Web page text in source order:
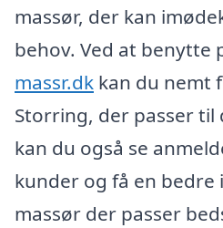
massør, der kan
behov. Ved at benytte
massr.dk kan du nemt
Storring, der passer til
kan du også se
kunder og få en bedre
massør der passer